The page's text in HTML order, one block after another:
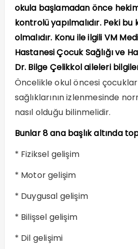
okula başlamadan önce
kontrolü yapılmalıdır. Peki
olmalıdır. Konu ile ilgili VM
Hastanesi Çocuk Sağlığı ve
Dr. Bilge Çelikkol aileleri
Öncelikle okul öncesi
sağlıklarının izlenmesinde
nasıl olduğu bilinmelidir.
Bunlar 8 ana başlık altında
* Fiziksel gelişim
* Motor gelişim
* Duygusal gelişim
* Bilişsel gelişim
* Dil gelişimi